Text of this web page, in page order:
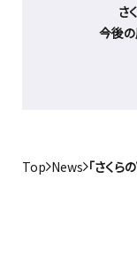
さ
今後
Top News 「さくら